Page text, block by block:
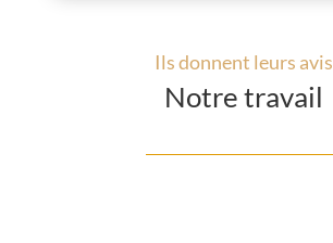
Ils donnent leurs avis
Notre travail